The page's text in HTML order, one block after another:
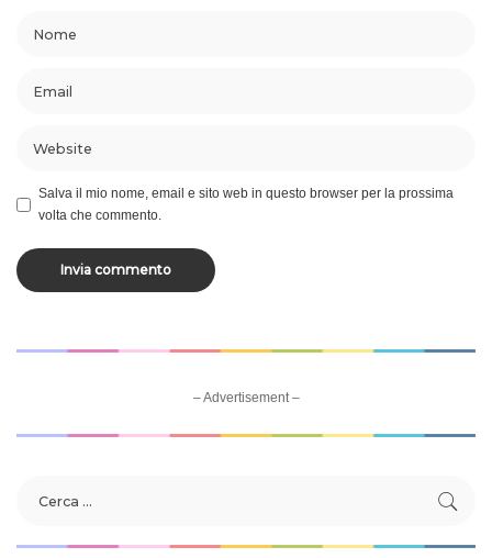
Salva il mio nome, email e sito web in questo browser per la prossima
volta che commento.
– Advertisement –